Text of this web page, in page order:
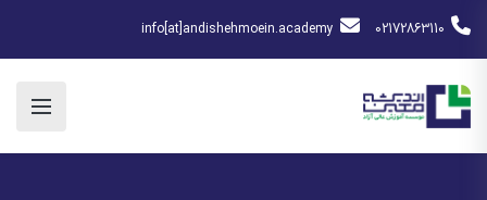
02172863110
info[at]andishehmoein.academy